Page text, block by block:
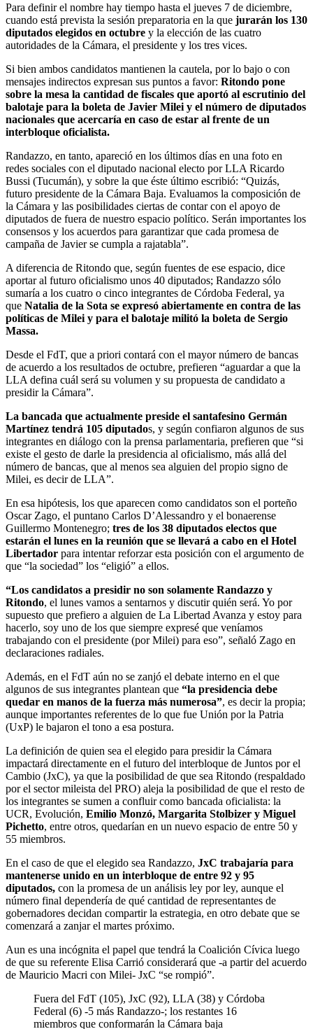
Para definir el nombre hay tiempo hasta el jueves 7 de diciembre,
cuando está prevista la sesión preparatoria en la que jurarán los 130
diputados elegidos en octubre y la elección de las cuatro
autoridades de la Cámara, el presidente y los tres vices.
Si bien ambos candidatos mantienen la cautela, por lo bajo o con
mensajes indirectos expresan sus puntos a favor: Ritondo pone
sobre la mesa la cantidad de fiscales que aportó al escrutinio del
balotaje para la boleta de Javier Milei y el número de diputados
nacionales que acercaría en caso de estar al frente de un
interbloque oficialista.
Randazzo, en tanto, apareció en los últimos días en una foto en
redes sociales con el diputado nacional electo por LLA Ricardo
Bussi (Tucumán), y sobre la que éste último escribió: “Quizás,
futuro presidente de la Cámara Baja. Evaluamos la composición de
la Cámara y las posibilidades ciertas de contar con el apoyo de
diputados de fuera de nuestro espacio político. Serán importantes los
consensos y los acuerdos para garantizar que cada promesa de
campaña de Javier se cumpla a rajatabla”.
A diferencia de Ritondo que, según fuentes de ese espacio, dice
aportar al futuro oficialismo unos 40 diputados; Randazzo sólo
sumaría a los cuatro o cinco integrantes de Córdoba Federal, ya
que Natalia de la Sota se expresó abiertamente en contra de las
políticas de Milei y para el balotaje militó la boleta de Sergio
Massa.
Desde el FdT, que a priori contará con el mayor número de bancas
de acuerdo a los resultados de octubre, prefieren “aguardar a que la
LLA defina cuál será su volumen y su propuesta de candidato a
presidir la Cámara”.
La bancada que actualmente preside el santafesino Germán
Martínez tendrá 105 diputados, y según confiaron algunos de sus
integrantes en diálogo con la prensa parlamentaria, prefieren que “si
existe el gesto de darle la presidencia al oficialismo, más allá del
número de bancas, que al menos sea alguien del propio signo de
Milei, es decir de LLA”.
En esa hipótesis, los que aparecen como candidatos son el porteño
Oscar Zago, el puntano Carlos D’Alessandro y el bonaerense
Guillermo Montenegro; tres de los 38 diputados electos que
estarán el lunes en la reunión que se llevará a cabo en el Hotel
Libertador para intentar reforzar esta posición con el argumento de
que “la sociedad” los “eligió” a ellos.
“Los candidatos a presidir no son solamente Randazzo y
Ritondo, el lunes vamos a sentarnos y discutir quién será. Yo por
supuesto que prefiero a alguien de La Libertad Avanza y estoy para
hacerlo, soy uno de los que siempre expresé que veníamos
trabajando con el presidente (por Milei) para eso”, señaló Zago en
declaraciones radiales.
Además, en el FdT aún no se zanjó el debate interno en el que
algunos de sus integrantes plantean que “la presidencia debe
quedar en manos de la fuerza más numerosa”, es decir la propia;
aunque importantes referentes de lo que fue Unión por la Patria
(UxP) le bajaron el tono a esa postura.
La definición de quien sea el elegido para presidir la Cámara
impactará directamente en el futuro del interbloque de Juntos por el
Cambio (JxC), ya que la posibilidad de que sea Ritondo (respaldado
por el sector mileista del PRO) aleja la posibilidad de que el resto de
los integrantes se sumen a confluir como bancada oficialista: la
UCR, Evolución, Emilio Monzó, Margarita Stolbizer y Miguel
Pichetto, entre otros, quedarían en un nuevo espacio de entre 50 y
55 miembros.
En el caso de que el elegido sea Randazzo, JxC trabajaría para
mantenerse unido en un interbloque de entre 92 y 95
diputados, con la promesa de un análisis ley por ley, aunque el
número final dependería de qué cantidad de representantes de
gobernadores decidan compartir la estrategia, en otro debate que se
comenzará a zanjar el martes próximo.
Aun es una incógnita el papel que tendrá la Coalición Cívica luego
de que su referente Elisa Carrió considerará que -a partir del acuerdo
de Mauricio Macri con Milei- JxC “se rompió”.
Fuera del FdT (105), JxC (92), LLA (38) y Córdoba
Federal (6) -5 más Randazzo-; los restantes 16
miembros que conformarán la Cámara baja